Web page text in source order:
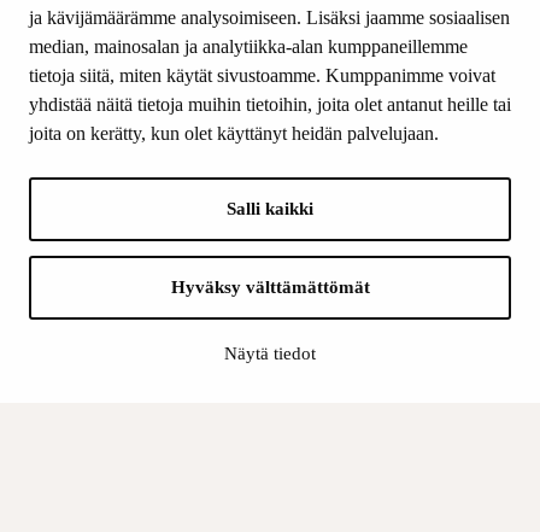
ja kävijämäärämme analysoimiseen. Lisäksi jaamme sosiaalisen
median, mainosalan ja analytiikka-alan kumppaneillemme
tietoja siitä, miten käytät sivustoamme. Kumppanimme voivat
yhdistää näitä tietoja muihin tietoihin, joita olet antanut heille tai
joita on kerätty, kun olet käyttänyt heidän palvelujaan.
Salli kaikki
Hyväksy välttämättömät
Näytä tiedot
SEURAA MEITÄ
Facebook
Instagram
LinkedIn
Suomen Kulttuurirahasto: